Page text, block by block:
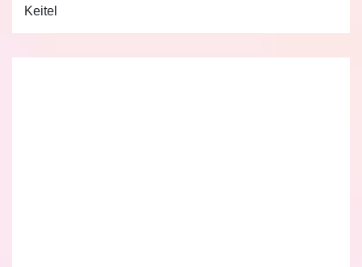
Keitel